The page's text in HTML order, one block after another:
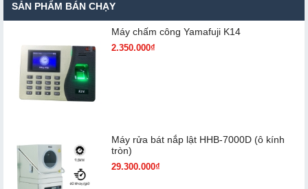
SẢN PHẨM BÁN CHẠY
Máy chấm cô​ng Yamafuji K14
2.350.000₫
Máy rửa bát nắp lật HHB-7000D (ô kính
tròn)
29.300.000₫